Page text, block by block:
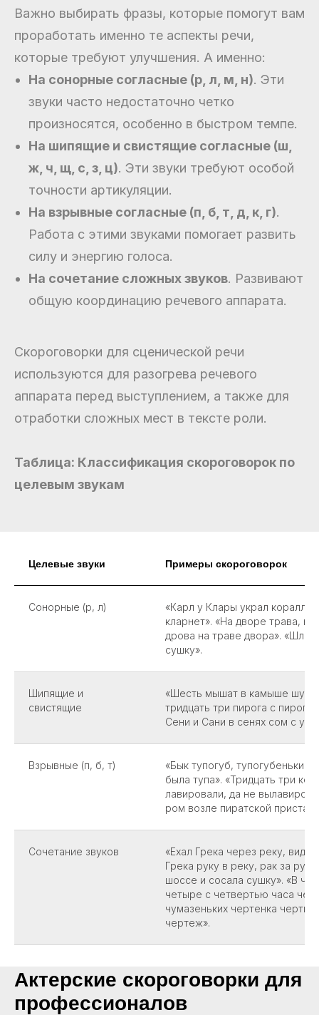
Важно выбирать фразы, которые помогут вам
проработать именно те аспекты речи,
которые требуют улучшения. А именно:
На сонорные согласные (р, л, м, н). Эти
звуки часто недостаточно четко
произносятся, особенно в быстром темпе.
На шипящие и свистящие согласные (ш,
ж, ч, щ, с, з, ц). Эти звуки требуют особой
точности артикуляции.
На взрывные согласные (п, б, т, д, к, г).
Работа с этими звуками помогает развить
силу и энергию голоса.
На сочетание сложных звуков. Развивают
общую координацию речевого аппарата.
Скороговорки для сценической речи
используются для разогрева речевого
аппарата перед выступлением, а также для
отработки сложных мест в тексте роли.
Таблица: Классификация скороговорок по
целевым звукам
Целевые звуки Примеры скороговорок
Сонорные (р, л)
«Карл у Клары украл
кларнет». «На дворе трава,
дрова на траве двора». «Шла
сушку».
Шипящие и
свистящие
«Шесть мышат в камыше
тридцать три пирога с
Сени и Сани в сенях сом с
Взрывные (п, б, т)
«Бык тупогуб, тупогубенький
была тупа». «Тридцать три
лавировали, да не
ром возле пиратской
Сочетание звуков
«Ехал Грека через реку,
Грека руку в реку, рак за
шоссе и сосала сушку». «В
четыре с четвертью часа
чумазеньких чертенка
чертеж».
Актерские скороговорки для
профессионалов